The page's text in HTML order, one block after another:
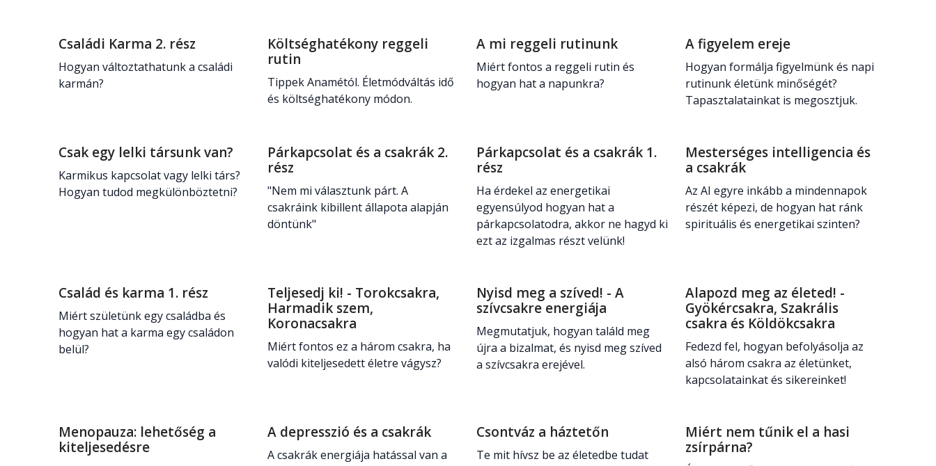
Családi Karma 2. rész
Hogyan változtathatunk a családi
karmán?
Költséghatékony reggeli
rutin
Tippek Anamétól. Életmódváltás idő
és költséghatékony módon.
A mi reggeli rutinunk
Miért fontos a reggeli rutin és
hogyan hat a napunkra?
A figyelem ereje
Hogyan formálja figyelmünk és napi
rutinunk életünk minőségét?
Tapasztalatainkat is megosztjuk.
Csak egy lelki társunk van?
Karmikus kapcsolat vagy lelki társ?
Hogyan tudod megkülönböztetni?
Párkapcsolat és a csakrák 2.
rész
"Nem mi választunk párt. A
csakráink kibillent állapota alapján
döntünk"
Párkapcsolat és a csakrák 1.
rész
Ha érdekel az energetikai
egyensúlyod hogyan hat a
párkapcsolatodra, akkor ne hagyd ki
ezt az izgalmas részt velünk!
Mesterséges intelligencia és
a csakrák
Az AI egyre inkább a mindennapok
részét képezi, de hogyan hat ránk
spirituális és energetikai szinten?
Család és karma 1. rész
Miért születünk egy családba és
hogyan hat a karma egy családon
belül?
Teljesedj ki! - Torokcsakra,
Harmadik szem,
Koronacsakra
Miért fontos ez a három csakra, ha
valódi kiteljesedett életre vágysz?
Nyisd meg a szíved! - A
szívcsakre energiája
Megmutatjuk, hogyan találd meg
újra a bizalmat, és nyisd meg szíved
a szívcsakra erejével.
Alapozd meg az életed! -
Gyökércsakra, Szakrális
csakra és Köldökcsakra
Fedezd fel, hogyan befolyásolja az
alsó három csakra az életünket,
kapcsolatainkat és sikereinket!
Menopauza: lehetőség a
kiteljesedésre
A depresszió és a csakrák
A csakrák energiája hatással van a
Csontváz a háztetőn
Te mit hívsz be az életedbe tudat
Miért nem tűnik el a hasi
zsírpárna?